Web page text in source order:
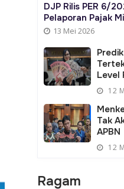
DJP Rilis PER 6/
Pelaporan Pajak
13 Mei 2026
Level
12
Tak
APBN
12
Ragam